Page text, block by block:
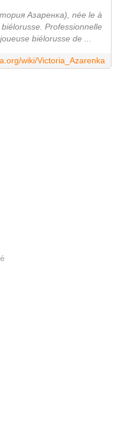
Азаренка), née le à
Professionnelle
biélorusse de ...
wiki/Victoria_Azarenka